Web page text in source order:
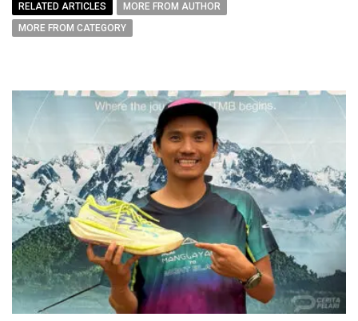
RELATED ARTICLES
MORE FROM AUTHOR
MORE FROM CATEGORY